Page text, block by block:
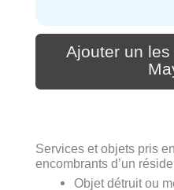
Ajouter un
Services et objets pris
encombrants d’un
Objet détruit ou